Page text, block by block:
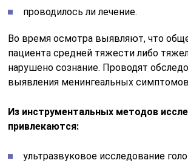
проводилось ли лечение.
Во время осмотра выявляют, что
пациента средней тяжести либо
нарушено сознание. Проводят
выявления менингеальных
Из инструментальных методов
привлекаются:
ультразвуковое исследование